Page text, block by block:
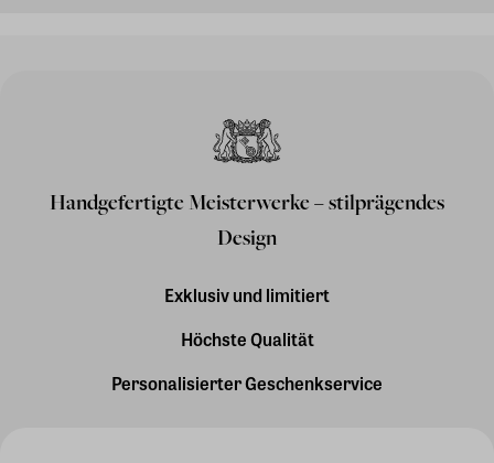
Handgefertigte Meisterwerke – stilprägendes
Design
Exklusiv und limitiert
Höchste Qualität
Personalisierter Geschenkservice